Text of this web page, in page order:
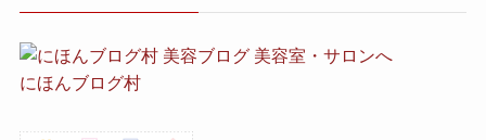
にほんブログ村